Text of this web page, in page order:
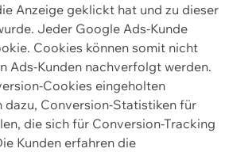
Anzeige geklickt hat und zu dieser
Jeder Google Ads-Kunde
Cookies können somit nicht
Ads-Kunden nachverfolgt werden.
Cookies eingeholten
dazu, Conversion-Statistiken für
die sich für Conversion-Tracking
Kunden erfahren die